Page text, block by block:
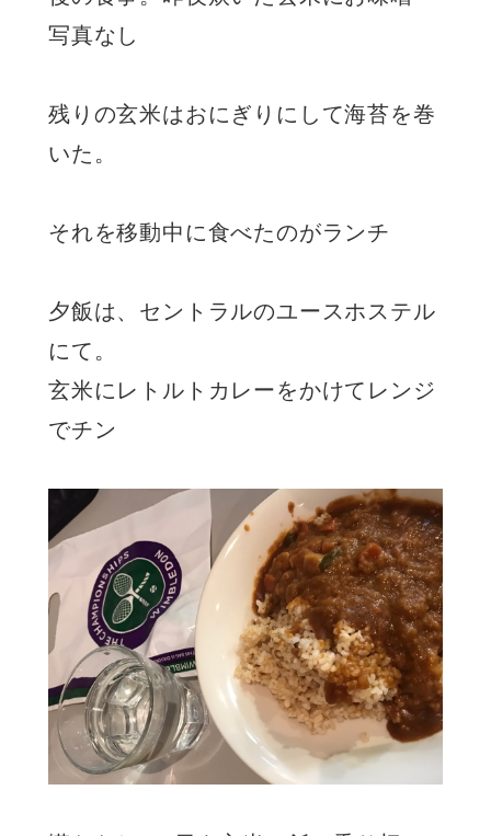
写真なし
残りの玄米はおにぎりにして海苔を巻
いた。
それを移動中に食べたのがランチ
夕飯は、セントラルのユースホステル
にて。
玄米にレトルトカレーをかけてレンジ
でチン